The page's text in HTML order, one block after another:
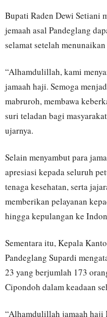
Bupati Raden Dewi Setiani
jemaah asal Pandeglang
selamat setelah
“Alhamdulillah, kami
jamaah haji. Semoga
mabruroh, membawa
suri teladan bagi
ujarnya.
Selain menyambut para
apresiasi kepada seluruh
tenaga kesehatan, serta
memberikan pelayanan
hingga kepulangan ke
Sementara itu, Kepala
Pandeglang Supardi
23 yang berjumlah 173
Cipondoh dalam keadaan
“Alhamdulillah jamaah haji